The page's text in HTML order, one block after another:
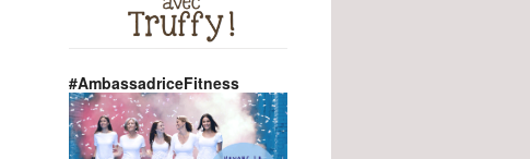
#AmbassadriceFitness